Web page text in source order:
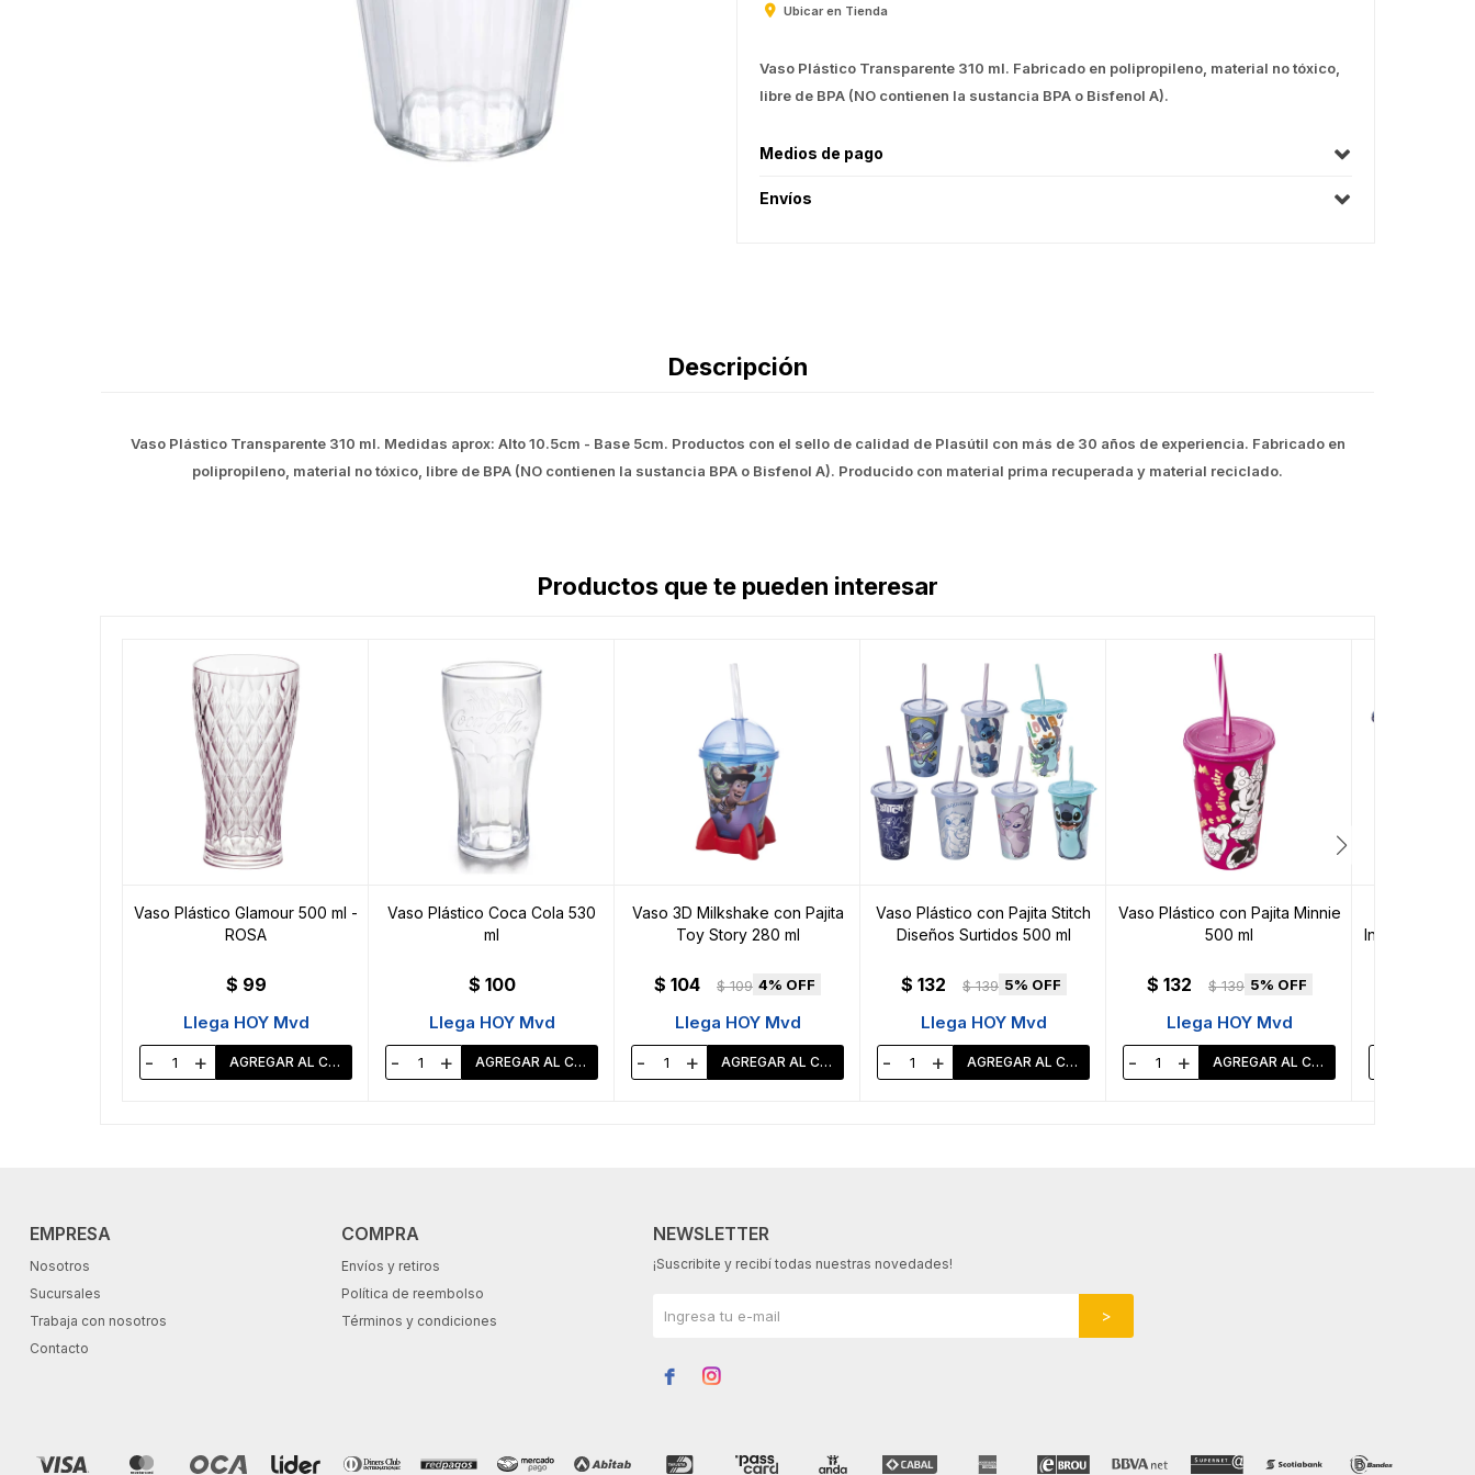
Ubicar en Tienda
Vaso Plástico Transparente 310 ml. Fabricado en polipropileno, material no tóxico,
libre de BPA (NO contienen la sustancia BPA o Bisfenol A).
Medios de pago
Envíos
Descripción
Vaso Plástico Transparente 310 ml. Medidas aprox: Alto 10.5cm - Base 5cm. Productos con el sello de calidad de Plasútil con más de 30 años de experiencia. Fabricado en
polipropileno, material no tóxico, libre de BPA (NO contienen la sustancia BPA o Bisfenol A). Producido con material prima recuperada y material reciclado.
Productos que te pueden interesar
Vaso Plástico Glamour 500 ml -
ROSA
$ 99
Llega HOY Mvd
- +
Vaso Plástico Coca Cola 530
ml
$ 100
Llega HOY Mvd
- +
Vaso 3D Milkshake con Pajita
Toy Story 280 ml
$ 104 $ 109 4
Llega HOY Mvd
- +
Vaso Plástico con Pajita Stitch
Diseños Surtidos 500 ml
$ 132 $ 139 5
Llega HOY Mvd
- +
Vaso Plástico con Pajita Minnie
500 ml
$ 132 $ 139 5
Llega HOY Mvd
- +
Intensamente
EMPRESA
Nosotros
Sucursales
Trabaja con nosotros
Contacto
COMPRA
Envíos y retiros
Política de reembolso
Términos y condiciones
NEWSLETTER
¡Suscribite y recibí todas nuestras novedades!
 